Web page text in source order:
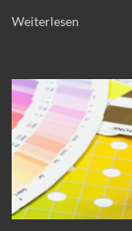
Weiterlesen